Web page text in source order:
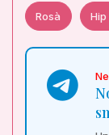
Rosà Hip